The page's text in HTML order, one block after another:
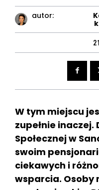
autor:
W tym miejscu
zupełnie inaczej.
Społecznej w
swoim
ciekawych i
wsparcia. Osoby